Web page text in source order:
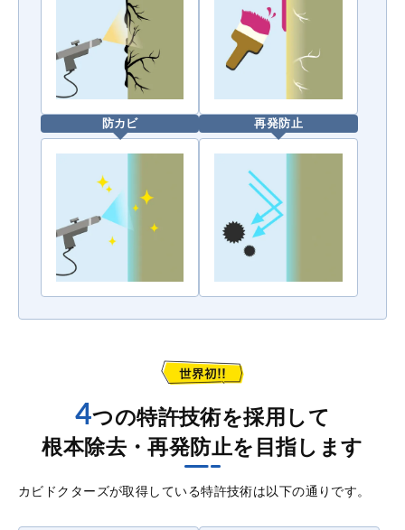
防カビ 再発防止
4つの特許技術を採用して
根本除去・再発防止を目指します
カビドクターズが取得している特許技術は以下の通りです。